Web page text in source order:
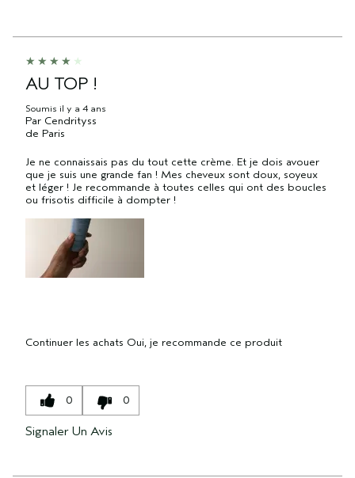
AU TOP !
Soumis il y a 4 ans
Par Cendrityss
de Paris
Je ne connaissais pas du tout cette crème. Et je dois avouer
que je suis une grande fan ! Mes cheveux sont doux, soyeux
et léger ! Je recommande à toutes celles qui ont des boucles
ou frisotis difficile à dompter !
Continuer les achats Oui, je recommande ce produit
0 0
Signaler Un Avis